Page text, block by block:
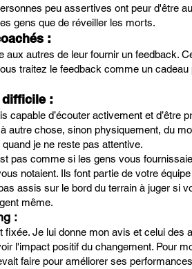
peu assertives ont peur d'être
gens que de réveiller les morts.
:
aux autres de leur fournir un feedback.
traitez le feedback comme un
difficile :
d’écouter activement et d’être
autre chose, sinon physiquement, du
je ne reste pas attentive.
pas comme si les gens vous
notaient. Ils font partie de votre
assis sur le bord du terrain à juger si
même.
:
Je lui donne mon avis et celui
l'impact positif du changement. Pour
faire pour améliorer ses